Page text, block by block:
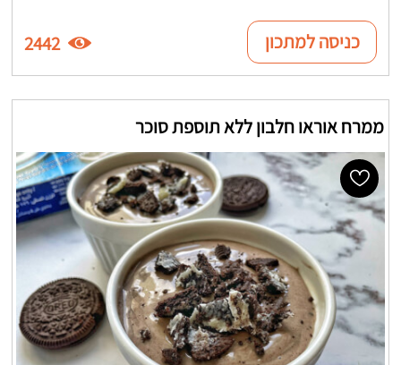
כניסה למתכון 2442
ממרח אוראו חלבון ללא תוספת סוכר